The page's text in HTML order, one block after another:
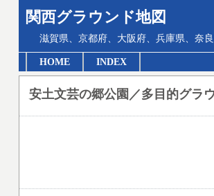
関西グラウンド地図
滋賀県、京都府、大阪府、兵庫県、奈
HOME INDEX
安土文芸の郷公園／多目的グラ